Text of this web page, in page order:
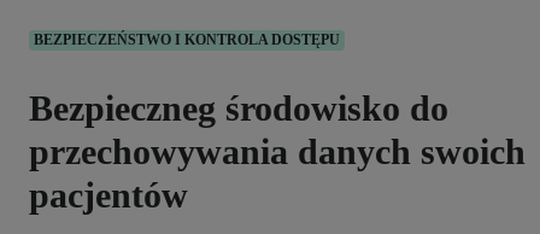
BEZPIECZEŃSTWO I KONTROLA DOSTĘPU
Bezpieczneg środowisko do
przechowywania danych swoich
pacjentów